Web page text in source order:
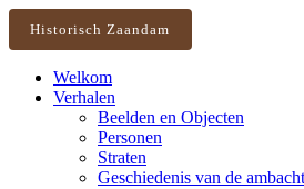
Historisch Zaandam
Welkom
Verhalen
Beelden en Objecten
Personen
Straten
Geschiedenis van de